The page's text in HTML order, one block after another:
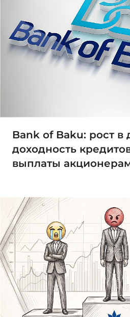
Bank of Baku: рост в
доходность
выплаты